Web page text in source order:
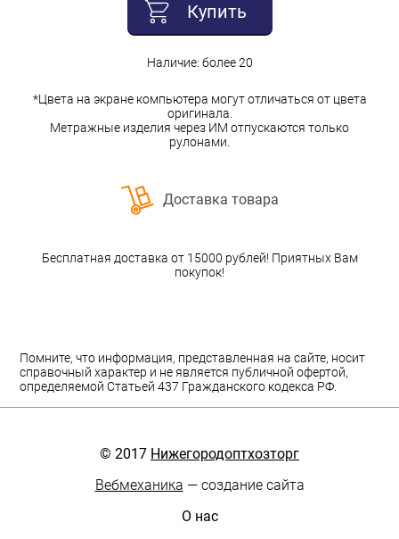
Купить
Наличие: более 20
*Цвета на экране компьютера могут отличаться от цвета
оригинала.
Метражные изделия через ИМ отпускаются только
рулонами.
Доставка товара
Бесплатная доставка от 15000 рублей! Приятных Вам
покупок!
Помните, что информация, представленная на сайте, носит
справочный характер и не является публичной офертой,
определяемой Статьей 437 Гражданского кодекса РФ.
© 2017 Нижегородоптхозторг
Вебмеханика — создание сайта
О нас